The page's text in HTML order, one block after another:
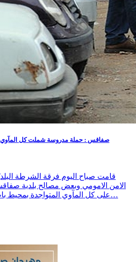
صفاقس : حملة مدروسة شملت كل المآوي
قامت صباح اليوم فرقة الشرطة
الامن الامومي وبعض مصالح بلدية
على كل المآوي المتواجدة بمحيط باب الجبلي وسيدي اللخمي…